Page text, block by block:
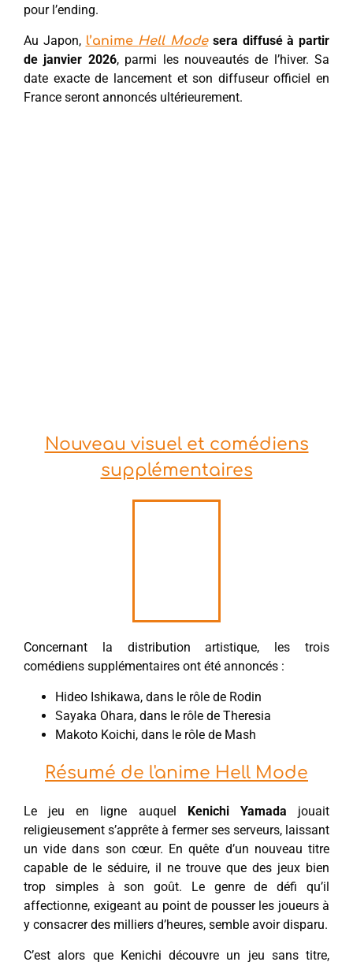
pour l’ending.
Au Japon, l’anime Hell Modesera diffusé à partir
de janvier 2026, parmi les nouveautés de l’hiver. Sa
date exacte de lancement et son diffuseur officiel en
France seront annoncés ultérieurement.
Nouveau visuel et comédiens
supplémentaires
Concernant la distribution artistique, les trois
comédiens supplémentaires ont été annoncés :
Hideo Ishikawa, dans le rôle de Rodin
Sayaka Ohara, dans le rôle de Theresia
Makoto Koichi, dans le rôle de Mash
Résumé de l'anime Hell Mode
Le jeu en ligne auquel Kenichi Yamada jouait
religieusement s’apprête à fermer ses serveurs, laissant
un vide dans son cœur. En quête d’un nouveau titre
capable de le séduire, il ne trouve que des jeux bien
trop simples à son goût. Le genre de défi qu’il
affectionne, exigeant au point de pousser les joueurs à
y consacrer des milliers d’heures, semble avoir disparu.
C’est alors que Kenichi découvre un jeu sans titre,